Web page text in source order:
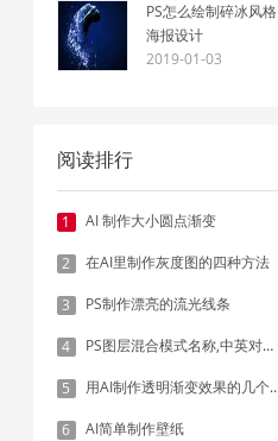
PS怎么绘制碎冰风格
海报设计
2019-01-03
阅读排行
1 AI 制作大小圆点渐变
2 在AI里制作灰度图的四种方法
3 PS制作漂亮的流光线条
4 PS图层混合模式名称,中英对照表
5 用AI制作透明渐变效果的几个方法
6 AI简单制作壁纸